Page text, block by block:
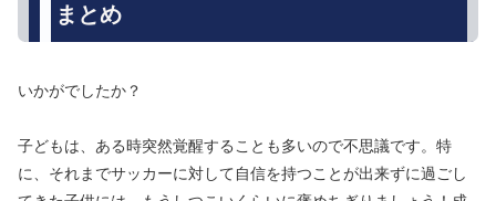
まとめ
いかがでしたか？
子どもは、ある時突然覚醒することも多いので不思議です。特
に、それまでサッカーに対して自信を持つことが出来ずに過ごし